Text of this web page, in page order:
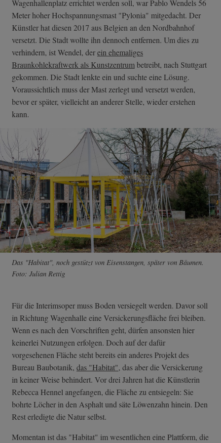
Wagenhallenplatz errichtet werden soll, war Pablo Wendels 56
Meter hoher Hochspannungsmast "Pylonia" mitgedacht. Der
Künstler hat diesen 2017 aus Belgien an den Nordbahnhof
versetzt. Die Stadt wollte ihn dennoch entfernen. Um dies zu
verhindern, ist Wendel, derein ehemaliges
Braunkohlekraftwerk als Kunstzentrumbetreibt, nach Stuttgart
gekommen. Die Stadt lenkte ein und suchte eine Lösung.
Voraussichtlich muss der Mast zerlegt und versetzt werden,
bevor er später, vielleicht an anderer Stelle, wieder erstehen
kann.
Das "Habitat", noch gestützt von Eisenstangen, später von Bäumen.
Foto: Julian Rettig
Für die Interimsoper muss Boden versiegelt werden. Davor soll
in Richtung Wagenhalle eine Versickerungsfläche frei bleiben.
Wenn es nach den Vorschriften geht, dürfen ansonsten hier
keinerlei Nutzungen erfolgen. Doch auf der dafür
vorgesehenen Fläche steht bereits ein anderes Projekt des
Bureau Baubotanik, das "Habitat", das aber die Versickerung
in keiner Weise behindert. Vor drei Jahren hat die Künstlerin
Rebecca Hennel angefangen, die Fläche zu entsiegeln: Sie
bohrte Löcher in den Asphalt und säte Löwenzahn hinein. Den
Rest erledigte die Natur selbst.
Momentan ist das "Habitat" im wesentlichen eine Plattform, die